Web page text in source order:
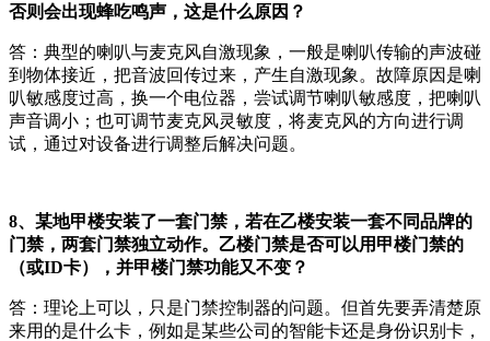
否则会出现蜂吃鸣声，这是什么原因？
答：典型的喇叭与麦克风自激现象，一般是喇叭传输的声波碰
到物体接近，把音波回传过来，产生自激现象。故障原因是喇
叭敏感度过高，换一个电位器，尝试调节喇叭敏感度，把喇叭
声音调小；也可调节麦克风灵敏度，将麦克风的方向进行调
试，通过对设备进行调整后解决问题。
8、某地甲楼安装了一套门禁，若在乙楼安装一套不同品牌的
门禁，两套门禁独立动作。乙楼门禁是否可以用甲楼门禁的
（或ID卡），并甲楼门禁功能又不变？
答：理论上可以，只是门禁控制器的问题。但首先要弄清楚原
来用的是什么卡，例如是某些公司的智能卡还是身份识别卡，